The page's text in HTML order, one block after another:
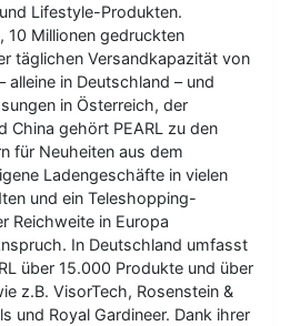
Lifestyle-Produkten.
10 Millionen gedruckten
täglichen Versandkapazität von
alleine in Deutschland – und
in Österreich, der
China gehört PEARL zu den
für Neuheiten aus dem
Ladengeschäfte in vielen
und ein Teleshopping-
Reichweite in Europa
In Deutschland umfasst
über 15.000 Produkte und über
z.B. VisorTech, Rosenstein &
und Royal Gardineer. Dank ihrer